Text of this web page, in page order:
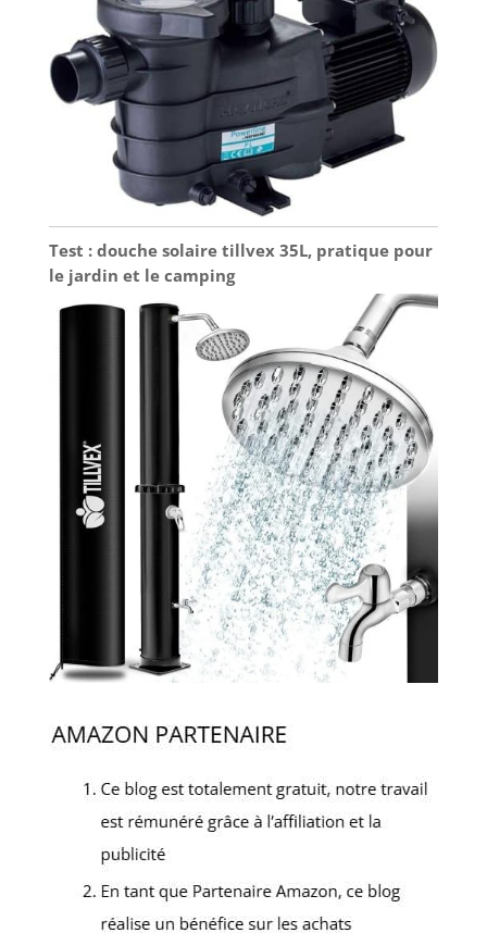
Test : douche solaire tillvex 35L, pratique pour
le jardin et le camping